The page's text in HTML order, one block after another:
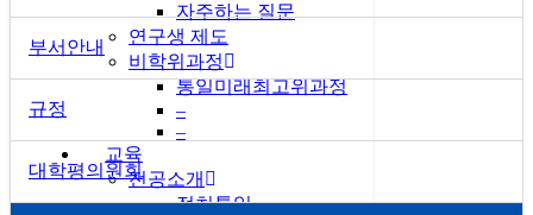
자주하는 질문
연구생 제도
비학위과정
통일미래최고위과정
–
–
교육
전공소개
정치통일
부서안내
규정
대학평의원회